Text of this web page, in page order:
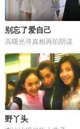
别忘了爱自己
高曙光寻真相再陷阴谋
野丫头